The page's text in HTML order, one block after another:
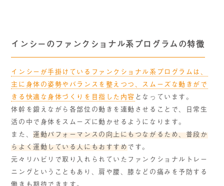
インシーのファンクショナル系プログラムの特徴
インシーが手掛けているファンクショナル系プログラムは、
主に身体の姿勢やバランスを整えつつ、スムーズな動きがで
きる快適な身体づくりを目指した内容 となっています。
体幹を鍛えながら各部位の動きを連動させることで、日常生
活の中で身体をスムーズに動かせるようになります。
また、運動パフォーマンスの向上にもつながるため、普段か
らよく運動している人にもおすすめです。
元々リハビリで取り入れられていたファンクショナルトレー
ニングということもあり、肩や腰、膝などの痛みを予防する
働きも期待できます。